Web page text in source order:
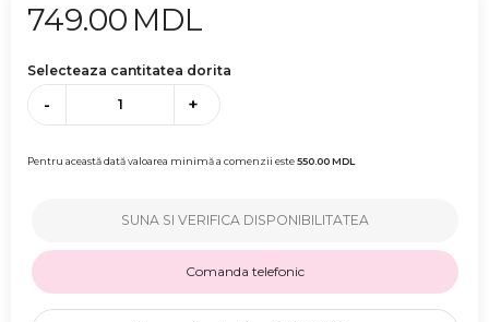
749.00 MDL
Selecteaza cantitatea dorita
- +
Pentru această dată valoarea minimă a comenzii este550.00MDL
SUNA SI VERIFICA DISPONIBILITATEA
Comanda telefonic